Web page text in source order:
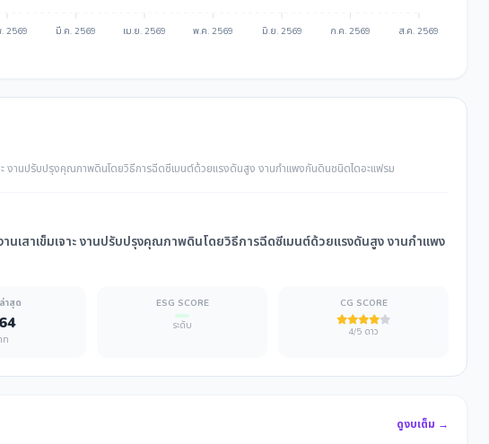
2569 มี.ค. 2569 เม.ย. 2569 พ.ค. 2569 มิ.ย. 2569 ก.ค. 2569 ส.ค. 2569
ะ งานปรับปรุงคุณภาพดินโดยวิธีการฉีดซีเมนต์ด้วยแรงดันสูง งานกำแพงกันดินชนิดไดอะแฟรม
เสาเข็มเจาะ งานปรับปรุงคุณภาพดินโดยวิธีการฉีดซีเมนต์ด้วยแรงดันสูง งานกำแพง
าสุด
ท
ESG SCORE
ระดับ
CG SCORE
4/5 ดาว
ดูงบเต็ม →